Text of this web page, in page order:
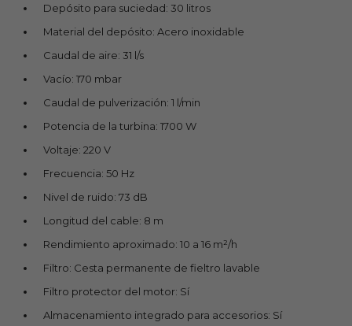
Depósito para suciedad: 30 litros
Material del depósito: Acero inoxidable
Caudal de aire: 31 l/s
Vacío: 170 mbar
Caudal de pulverización: 1 l/min
Potencia de la turbina: 1700 W
Voltaje: 220 V
Frecuencia: 50 Hz
Nivel de ruido: 73 dB
Longitud del cable: 8 m
Rendimiento aproximado: 10 a 16 m²/h
Filtro: Cesta permanente de fieltro lavable
Filtro protector del motor: Sí
Almacenamiento integrado para accesorios: Sí